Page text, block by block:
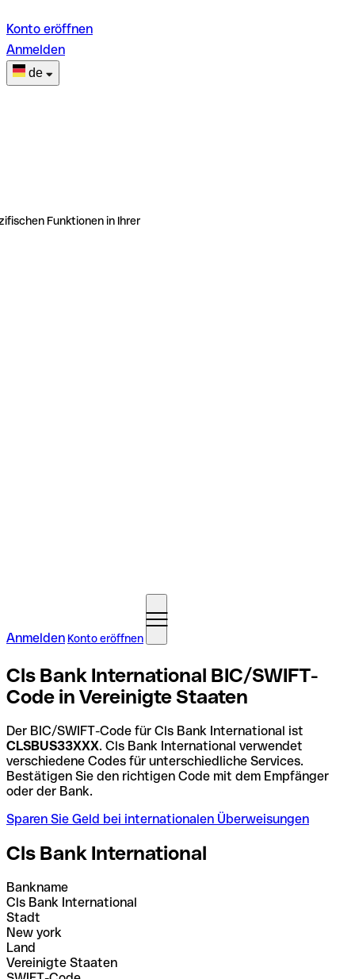
Konto eröffnen
Anmelden
de
Funktionen in Ihrer
Anmelden Konto eröffnen
Cls Bank International BIC/SWIFT-
Code in Vereinigte Staaten
Der BIC/SWIFT-Code für Cls Bank International ist
CLSBUS33XXX. Cls Bank International verwendet
verschiedene Codes für unterschiedliche Services.
Bestätigen Sie den richtigen Code mit dem Empfänger
oder der Bank.
Sparen Sie Geld bei internationalen Überweisungen
Cls Bank International
Bankname
Cls Bank International
Stadt
New york
Land
Vereinigte Staaten